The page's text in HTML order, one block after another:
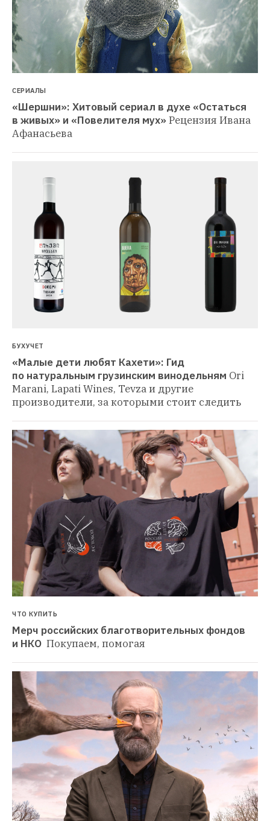
СЕРИАЛЫ
«Шершни»: Хитовый сериал в духе «Остаться
в живых» и «Повелителя мух» Рецензия Ивана
Афанасьева
БУХУЧЕТ
«Малые дети любят Кахети»: Гид
по натуральным грузинским винодельням Ori
Marani, Lapati Wines, Tevza и другие
производители, за которыми стоит следить
ЧТО КУПИТЬ
Мерч российских благотворительных фондов
и НКО Покупаем, помогая